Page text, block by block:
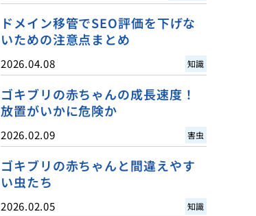
ドメイン移管でSEO評価を下げな
いための注意点まとめ
2026.04.08 知識
ゴキブリの赤ちゃんの成長速度！
放置がいかに危険か
2026.02.09 害虫
ゴキブリの赤ちゃんと間違えやす
い虫たち
2026.02.05 知識